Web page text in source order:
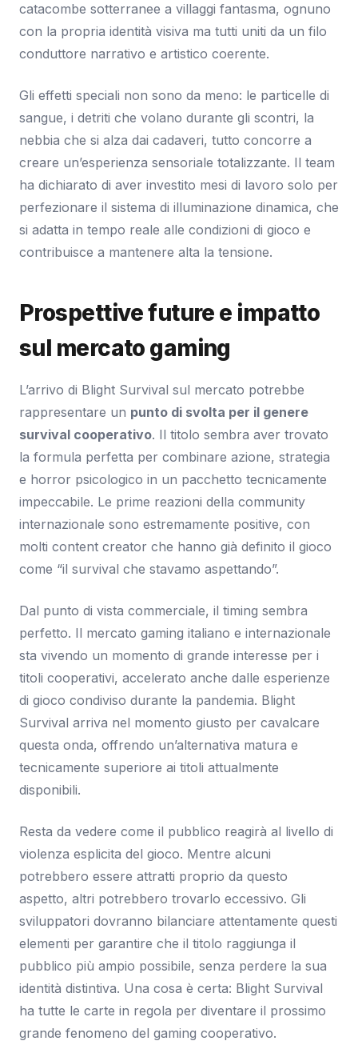
catacombe sotterranee a villaggi fantasma, ognuno
con la propria identità visiva ma tutti uniti da un filo
conduttore narrativo e artistico coerente.
Gli effetti speciali non sono da meno: le particelle di
sangue, i detriti che volano durante gli scontri, la
nebbia che si alza dai cadaveri, tutto concorre a
creare un’esperienza sensoriale totalizzante. Il team
ha dichiarato di aver investito mesi di lavoro solo per
perfezionare il sistema di illuminazione dinamica, che
si adatta in tempo reale alle condizioni di gioco e
contribuisce a mantenere alta la tensione.
Prospettive future e impatto
sul mercato gaming
L’arrivo di Blight Survival sul mercato potrebbe
rappresentare un punto di svolta per il genere
survival cooperativo. Il titolo sembra aver trovato
la formula perfetta per combinare azione, strategia
e horror psicologico in un pacchetto tecnicamente
impeccabile. Le prime reazioni della community
internazionale sono estremamente positive, con
molti content creator che hanno già definito il gioco
come “il survival che stavamo aspettando”.
Dal punto di vista commerciale, il timing sembra
perfetto. Il mercato gaming italiano e internazionale
sta vivendo un momento di grande interesse per i
titoli cooperativi, accelerato anche dalle esperienze
di gioco condiviso durante la pandemia. Blight
Survival arriva nel momento giusto per cavalcare
questa onda, offrendo un’alternativa matura e
tecnicamente superiore ai titoli attualmente
disponibili.
Resta da vedere come il pubblico reagirà al livello di
violenza esplicita del gioco. Mentre alcuni
potrebbero essere attratti proprio da questo
aspetto, altri potrebbero trovarlo eccessivo. Gli
sviluppatori dovranno bilanciare attentamente questi
elementi per garantire che il titolo raggiunga il
pubblico più ampio possibile, senza perdere la sua
identità distintiva. Una cosa è certa: Blight Survival
ha tutte le carte in regola per diventare il prossimo
grande fenomeno del gaming cooperativo.